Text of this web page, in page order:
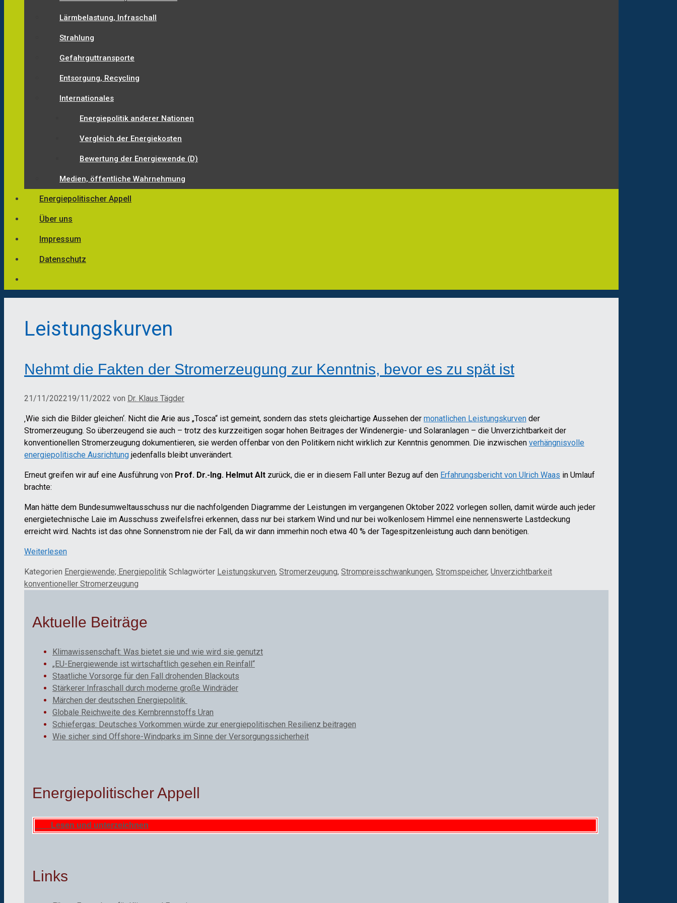
Lärmbelastung, Infraschall
Strahlung
Gefahrguttransporte
Entsorgung, Recycling
Internationales
Energiepolitik anderer Nationen
Vergleich der Energiekosten
Bewertung der Energiewende (D)
Medien, öffentliche Wahrnehmung
Energiepolitischer Appell
Über uns
Impressum
Datenschutz
Leistungskurven
Nehmt die Fakten der Stromerzeugung zur Kenntnis, bevor es zu spät ist
21/11/202219/11/2022 von Dr. Klaus Tägder
‚Wie sich die Bilder gleichen‘. Nicht die Arie aus „Tosca“ ist gemeint, sondern das stets gleichartige Aussehen der monatlichen Leistungskurven der
Stromerzeugung. So überzeugend sie auch – trotz des kurzzeitigen sogar hohen Beitrages der Windenergie- und Solaranlagen – die Unverzichtbarkeit der
konventionellen Stromerzeugung dokumentieren, sie werden offenbar von den Politikern nicht wirklich zur Kenntnis genommen. Die inzwischen verhängnisvolle
energiepolitische Ausrichtung jedenfalls bleibt unverändert.
Erneut greifen wir auf eine Ausführung von Prof. Dr.-Ing. Helmut Alt zurück, die er in diesem Fall unter Bezug auf den Erfahrungsbericht von Ulrich Waas in Umlauf
brachte:
Man hätte dem Bundesumweltausschuss nur die nachfolgenden Diagramme der Leistungen im vergangenen Oktober 2022 vorlegen sollen, damit würde auch jeder
energietechnische Laie im Ausschuss zweifelsfrei erkennen, dass nur bei starkem Wind und nur bei wolkenlosem Himmel eine nennenswerte Lastdeckung
erreicht wird. Nachts ist das ohne Sonnenstrom nie der Fall, da wir dann immerhin noch etwa 40 % der Tagespitzenleistung auch dann benötigen.
Weiterlesen
Kategorien Energiewende; Energiepolitik Schlagwörter Leistungskurven, Stromerzeugung, Strompreisschwankungen, Stromspeicher, Unverzichtbarkeit
konventioneller Stromerzeugung
Aktuelle Beiträge
Klimawissenschaft: Was bietet sie und wie wird sie genutzt
„EU-Energiewende ist wirtschaftlich gesehen ein Reinfall“
Staatliche Vorsorge für den Fall drohenden Blackouts
Stärkerer Infraschall durch moderne große Windräder
Märchen der deutschen Energiepolitik
Globale Reichweite des Kernbrennstoffs Uran
Schiefergas: Deutsches Vorkommen würde zur energiepolitischen Resilienz beitragen
Wie sicher sind Offshore-Windparks im Sinne der Versorgungssicherheit
Energiepolitischer Appell
Lesen und unterzeichnen
Links